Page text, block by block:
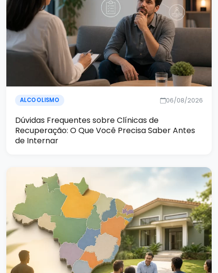
ALCOOLISMO 06/08/2026
Dúvidas Frequentes sobre Clínicas de
Recuperação: O Que Você Precisa Saber Antes
de Internar